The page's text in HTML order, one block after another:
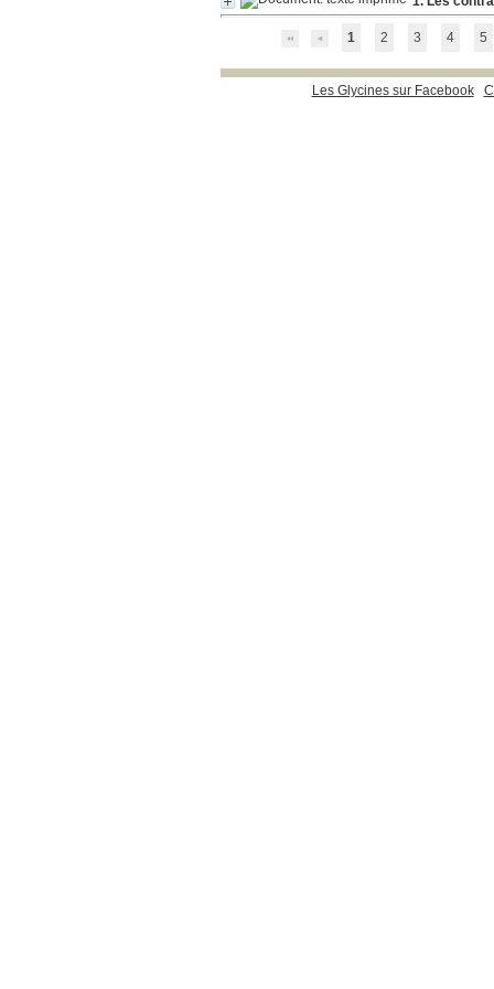
1 2 3 4 5
Les Glycines sur Facebook